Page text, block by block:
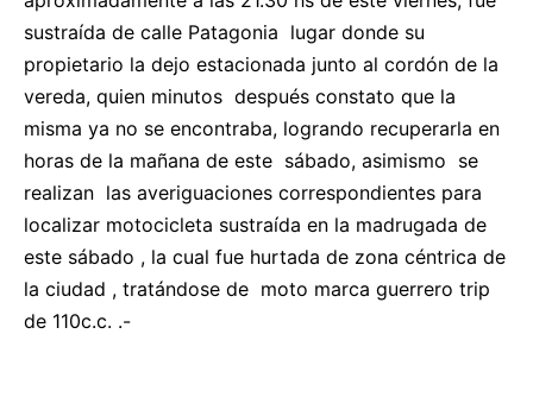
sustraída de calle Patagonia lugar donde su
propietario la dejo estacionada junto al cordón de la
vereda, quien minutos después constato que la
misma ya no se encontraba, logrando recuperarla en
horas de la mañana de este sábado, asimismo se
realizan las averiguaciones correspondientes para
localizar motocicleta sustraída en la madrugada de
este sábado , la cual fue hurtada de zona céntrica de
la ciudad , tratándose de moto marca guerrero trip
de 110c.c. .-